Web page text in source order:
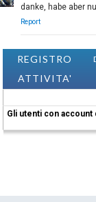
danke, habe aber
Report
REGISTRO
ATTIVITA'
Gli utenti con